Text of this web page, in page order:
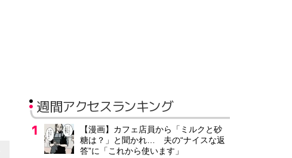
週間アクセスランキング
【漫画】カフェ店員から「ミルクと砂
糖は？」と聞かれ… 夫の“ナイスな返
答”に「これから使います」